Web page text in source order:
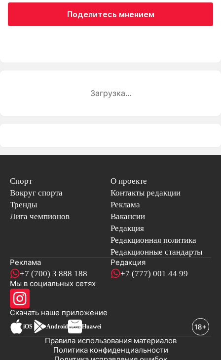
Поделитесь мнением
Загрузка...
Спорт
Вокруг спорта
Тренды
Лига чемпионов
О проекте
Контакты редакции
Реклама
Вакансии
Редакция
Редакционная политика
Редакционные стандарты
Реклама
+7 (700) 3 888 188
Редакция
+7 (777) 001 44 99
Мы в социальных сетях
Скачать наше приложениеновостей
iOS Android Huawei
Политика конфиденциальности
Правила использования материалов